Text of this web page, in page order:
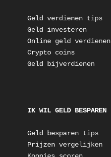
Geld verdienen tips
Geld investeren
Online geld verdienen
Crypto coins
Geld bijverdienen
IK WIL GELD BESPAREN
Geld besparen tips
Prijzen vergelijken